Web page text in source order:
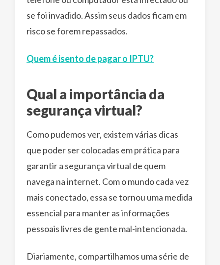
se foi invadido. Assim seus dados ficam em
risco se forem repassados.
Quem é isento de pagar o IPTU?
Qual a importância da
segurança virtual?
Como pudemos ver, existem várias dicas
que poder ser colocadas em prática para
garantir a segurança virtual de quem
navega na internet. Com o mundo cada vez
mais conectado, essa se tornou uma medida
essencial para manter as informações
pessoais livres de gente mal-intencionada.
Diariamente, compartilhamos uma série de